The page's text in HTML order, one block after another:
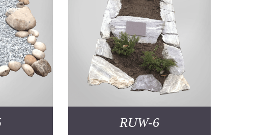
RUW-6